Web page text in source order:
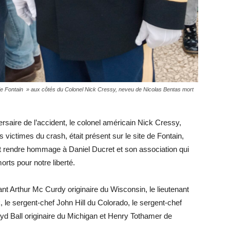
Fontain » aux côtés du Colonel Nick Cressy, neveu de Nicolas Bentas mort
de l’accident, le colonel américain Nick Cressy,
victimes du crash, était présent sur le site de Fontain,
hommage à Daniel Ducret et son association qui
pour notre liberté.
Arthur Mc Curdy originaire du Wisconsin, le lieutenant
le sergent-chef John Hill du Colorado, le sergent-chef
Ball originaire du Michigan et Henry Tothamer de